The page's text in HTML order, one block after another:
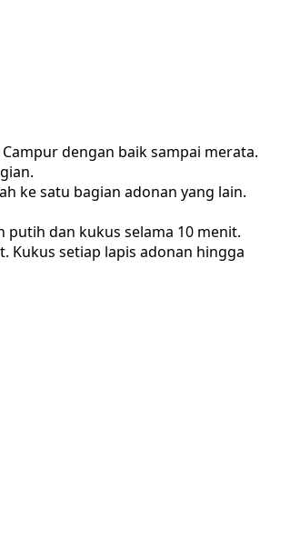
dengan baik sampai merata.
ke satu bagian adonan yang lain.
putih dan kukus selama 10 menit.
Kukus setiap lapis adonan hingga